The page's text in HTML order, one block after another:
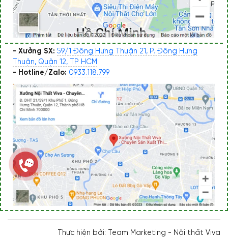
- Xưởng SX: 59/1 Đông Hưng Thuận 21, P. Đông Hưng
Thuận, Quận 12, TP HCM
- Hotline/Zalo: 0933.118.799
Thực hiện bởi: Team Marketing - Nội thất Viva